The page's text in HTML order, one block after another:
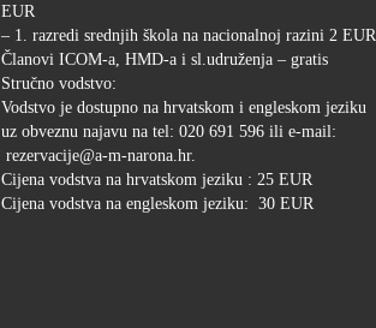
EUR
– 1. razredi srednjih škola na nacionalnoj razini 2 EUR
Članovi ICOM-a, HMD-a i sl.udruženja – gratis
Stručno vodstvo:
Vodstvo je dostupno na hrvatskom i engleskom jeziku
uz obveznu najavu na tel: 020 691 596 ili e-mail:
rezervacije@a-m-narona.hr.
Cijena vodstva na hrvatskom jeziku : 25 EUR
Cijena vodstva na engleskom jeziku: 30 EUR